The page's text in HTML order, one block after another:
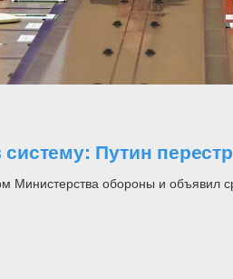
Путин
Министерства обороны и